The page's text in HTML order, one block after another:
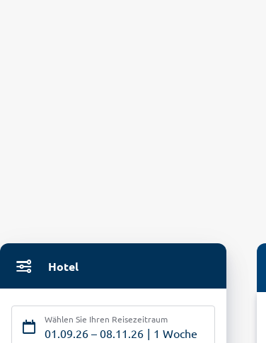
Hotel
Wählen Sie Ihren Reisezeitraum
01.09.26 – 08.11.26 1 Woche